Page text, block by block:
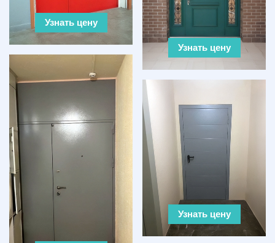
Узнать цену
Узнать цену
Узнать цену